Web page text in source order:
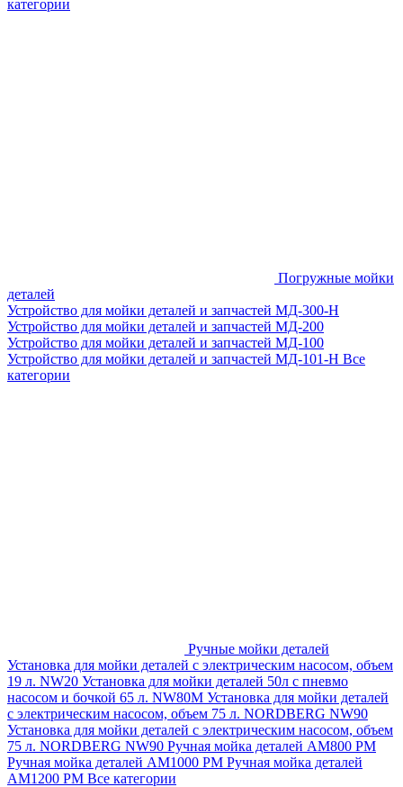
категории
Погружные мойки
деталей
Устройство для мойки деталей и запчастей МД-300-H
Устройство для мойки деталей и запчастей МД-200
Устройство для мойки деталей и запчастей МД-100
Устройство для мойки деталей и запчастей МД-101-Н Все
категории
Ручные мойки деталей
Установка для мойки деталей с электрическим насосом, объем
19 л. NW20 Установка для мойки деталей 50л с пневмо
насосом и бочкой 65 л. NW80M Установка для мойки деталей
с электрическим насосом, объем 75 л. NORDBERG NW90
Установка для мойки деталей с электрическим насосом, объем
75 л. NORDBERG NW90 Ручная мойка деталей АМ800 РМ
Ручная мойка деталей АМ1000 РМ Ручная мойка деталей
АМ1200 РМ Все категории